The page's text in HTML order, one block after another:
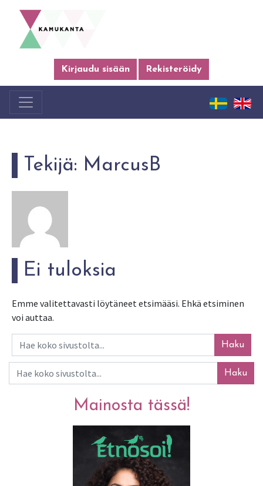
Kirjaudu sisään Rekisteröidy
Tekijä: MarcusB
Ei tuloksia
Emme valitettavasti löytäneet etsimääsi. Ehkä etsiminen
voi auttaa.
Haku
Haku
Mainosta tässä!